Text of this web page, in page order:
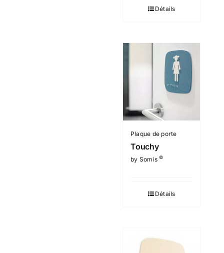
Détails
Plaque de porte
Touchy
by Somis©
Détails